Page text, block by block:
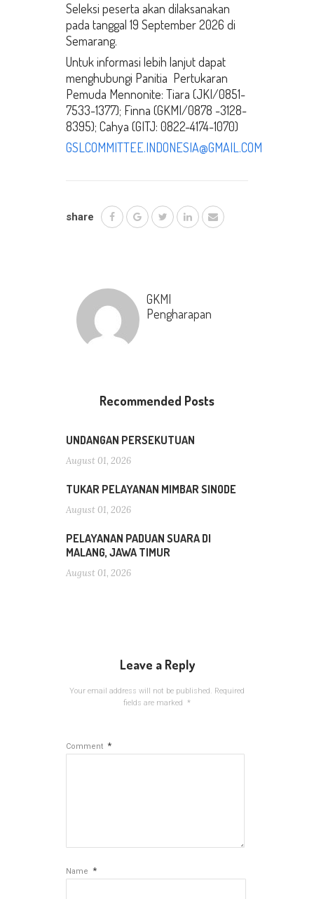
Seleksi peserta akan dilaksanakan
pada tanggal 19 September 2026 di
Semarang.
Untuk informasi lebih lanjut dapat
menghubungi Panitia Pertukaran
Pemuda Mennonite: Tiara (JKI/0851-
7533-1377); Finna (GKMI/0878 -3128-
8395); Cahya (GITJ: 0822-4174-1070)
GSLCOMMITTEE.INDONESIA@GMAIL.COM
share
GKMI
Pengharapan
Recommended Posts
UNDANGAN PERSEKUTUAN
August 01, 2026
TUKAR PELAYANAN MIMBAR SINODE
August 01, 2026
PELAYANAN PADUAN SUARA DI
MALANG, JAWA TIMUR
August 01, 2026
Leave a Reply
Your email address will not be published. Required
fields are marked *
Comment *
Name *